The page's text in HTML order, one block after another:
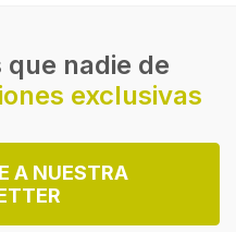
nadie de
exclusivas
A NUESTRA